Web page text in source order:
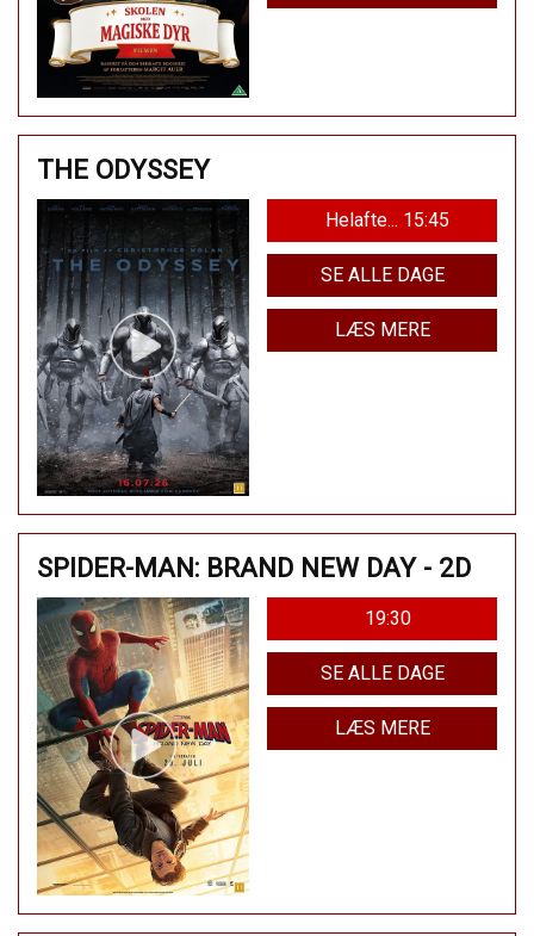
THE ODYSSEY
Helafte... 15:45
SE ALLE DAGE
LÆS MERE
SPIDER-MAN: BRAND NEW DAY - 2D
19:30
SE ALLE DAGE
LÆS MERE